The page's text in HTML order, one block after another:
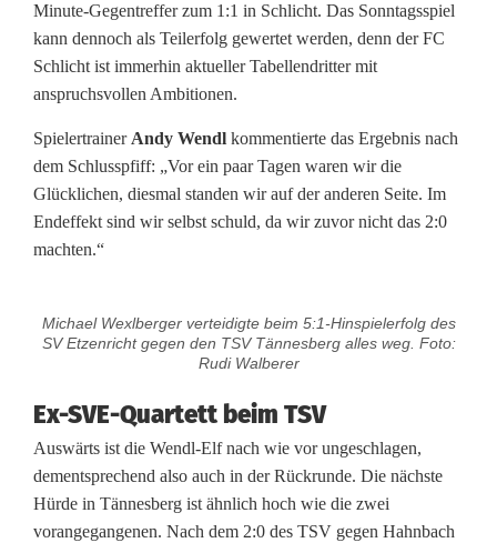
T
ä
n
n
e
s
e
g
:
D
r
Minute-Gegentreffer zum 1:1 in Schlicht. Das Sonntagsspiel
kann dennoch als Teilerfolg gewertet werden, denn der FC
Schlicht ist immerhin aktueller Tabellendritter mit
anspruchsvollen Ambitionen.
SpielertrainerAndy Wendl kommentierte das Ergebnis nach
dem Schlusspfiff: „Vor ein paar Tagen waren wir die
Glücklichen, diesmal standen wir auf der anderen Seite. Im
Endeffekt sind wir selbst schuld, da wir zuvor nicht das 2:0
machten.“
Michael Wexlberger verteidigte beim 5:1-Hinspielerfolg des
SV Etzenricht gegen den TSV Tännesberg alles weg. Foto:
Rudi Walberer
Ex-SVE-Quartett beim TSV
Auswärts ist die Wendl-Elf nach wie vor ungeschlagen,
dementsprechend also auch in der Rückrunde. Die nächste
Hürde in Tännesberg ist ähnlich hoch wie die zwei
vorangegangenen. Nach dem 2:0 des TSV gegen Hahnbach